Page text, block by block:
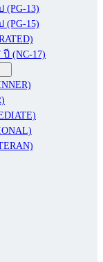
(PG-13)
(PG-15)
(NC-17)